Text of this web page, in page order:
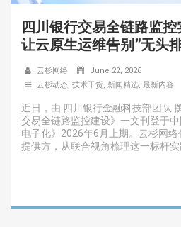
四川银行交易全链路监
让云原生运维告别”无头
云杉网络
June 22, 2026
云杉动态, 技术干货, 新闻精选, 最新内容
近日，由 四川银行金融科技部团队
交易全链路监控建设》一文刊登于
电子化》2026年6月上期。云杉网
提供方，从联合视角梳理这一标杆实